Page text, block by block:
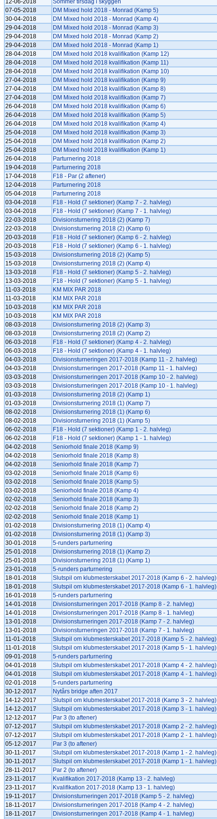
12-06-2018
Sommer tirsdag i skyggen
07-05-2018
DM Mixed hold 2018 - Monrad (Kamp 5)
30-04-2018
DM Mixed hold 2018 - Monrad (Kamp 4)
29-04-2018
DM Mixed hold 2018 - Monrad (Kamp 3)
29-04-2018
DM Mixed hold 2018 - Monrad (Kamp 2)
29-04-2018
DM Mixed hold 2018 - Monrad (Kamp 1)
28-04-2018
DM Mixed hold 2018 kvalifikation (Kamp 12)
28-04-2018
DM Mixed hold 2018 kvalifikation (Kamp 11)
28-04-2018
DM Mixed hold 2018 kvalifikation (Kamp 10)
27-04-2018
DM Mixed hold 2018 kvalifikation (Kamp 9)
27-04-2018
DM Mixed hold 2018 kvalifikation (Kamp 8)
27-04-2018
DM Mixed hold 2018 kvalifikation (Kamp 7)
26-04-2018
DM Mixed hold 2018 kvalifikation (Kamp 6)
26-04-2018
DM Mixed hold 2018 kvalifikation (Kamp 5)
26-04-2018
DM Mixed hold 2018 kvalifikation (Kamp 4)
25-04-2018
DM Mixed hold 2018 kvalifikation (Kamp 3)
25-04-2018
DM Mixed hold 2018 kvalifikation (Kamp 2)
25-04-2018
DM Mixed hold 2018 kvalifikation (Kamp 1)
26-04-2018
Parturnering 2018
19-04-2018
Parturnering 2018
17-04-2018
F18 - Par (2 aftener)
12-04-2018
Parturnering 2018
05-04-2018
Parturnering 2018
03-04-2018
F18 - Hold (7 sektioner) (Kamp 7 - 2. halvleg)
03-04-2018
F18 - Hold (7 sektioner) (Kamp 7 - 1. halvleg)
22-03-2018
Divisionsturnering 2018 (2) (Kamp 7)
22-03-2018
Divisionsturnering 2018 (2) (Kamp 6)
20-03-2018
F18 - Hold (7 sektioner) (Kamp 6 - 2. halvleg)
20-03-2018
F18 - Hold (7 sektioner) (Kamp 6 - 1. halvleg)
15-03-2018
Divisionsturnering 2018 (2) (Kamp 5)
15-03-2018
Divisionsturnering 2018 (2) (Kamp 4)
13-03-2018
F18 - Hold (7 sektioner) (Kamp 5 - 2. halvleg)
13-03-2018
F18 - Hold (7 sektioner) (Kamp 5 - 1. halvleg)
11-03-2018
KM MIX PAR 2018
11-03-2018
KM MIX PAR 2018
10-03-2018
KM MIX PAR 2018
10-03-2018
KM MIX PAR 2018
08-03-2018
Divisionsturnering 2018 (2) (Kamp 3)
08-03-2018
Divisionsturnering 2018 (2) (Kamp 2)
06-03-2018
F18 - Hold (7 sektioner) (Kamp 4 - 2. halvleg)
06-03-2018
F18 - Hold (7 sektioner) (Kamp 4 - 1. halvleg)
04-03-2018
Divisionsturneringen 2017-2018 (Kamp 11 - 2. halvleg)
04-03-2018
Divisionsturneringen 2017-2018 (Kamp 11 - 1. halvleg)
03-03-2018
Divisionsturneringen 2017-2018 (Kamp 10 - 2. halvleg)
03-03-2018
Divisionsturneringen 2017-2018 (Kamp 10 - 1. halvleg)
01-03-2018
Divisionsturnering 2018 (2) (Kamp 1)
01-03-2018
Divisionsturnering 2018 (1) (Kamp 7)
08-02-2018
Divisionsturnering 2018 (1) (Kamp 6)
08-02-2018
Divisionsturnering 2018 (1) (Kamp 5)
06-02-2018
F18 - Hold (7 sektioner) (Kamp 1 - 2. halvleg)
06-02-2018
F18 - Hold (7 sektioner) (Kamp 1 - 1. halvleg)
04-02-2018
Seniorhold finale 2018 (Kamp 9)
04-02-2018
Seniorhold finale 2018 (Kamp 8)
04-02-2018
Seniorhold finale 2018 (Kamp 7)
03-02-2018
Seniorhold finale 2018 (Kamp 6)
03-02-2018
Seniorhold finale 2018 (Kamp 5)
03-02-2018
Seniorhold finale 2018 (Kamp 4)
02-02-2018
Seniorhold finale 2018 (Kamp 3)
02-02-2018
Seniorhold finale 2018 (Kamp 2)
02-02-2018
Seniorhold finale 2018 (Kamp 1)
01-02-2018
Divisionsturnering 2018 (1) (Kamp 4)
01-02-2018
Divisionsturnering 2018 (1) (Kamp 3)
30-01-2018
5-runders parturnering
25-01-2018
Divisionsturnering 2018 (1) (Kamp 2)
25-01-2018
Divisionsturnering 2018 (1) (Kamp 1)
23-01-2018
5-runders parturnering
18-01-2018
Slutspil om klubmesterskabet 2017-2018 (Kamp 6 - 2. halvleg)
18-01-2018
Slutspil om klubmesterskabet 2017-2018 (Kamp 6 - 1. halvleg)
16-01-2018
5-runders parturnering
14-01-2018
Divisionsturneringen 2017-2018 (Kamp 8 - 2. halvleg)
14-01-2018
Divisionsturneringen 2017-2018 (Kamp 8 - 1. halvleg)
13-01-2018
Divisionsturneringen 2017-2018 (Kamp 7 - 2. halvleg)
13-01-2018
Divisionsturneringen 2017-2018 (Kamp 7 - 1. halvleg)
11-01-2018
Slutspil om klubmesterskabet 2017-2018 (Kamp 5 - 2. halvleg)
11-01-2018
Slutspil om klubmesterskabet 2017-2018 (Kamp 5 - 1. halvleg)
09-01-2018
5-runders parturnering
04-01-2018
Slutspil om klubmesterskabet 2017-2018 (Kamp 4 - 2. halvleg)
04-01-2018
Slutspil om klubmesterskabet 2017-2018 (Kamp 4 - 1. halvleg)
02-01-2018
5-runders parturnering
30-12-2017
Nytårs bridge aften 2017
14-12-2017
Slutspil om klubmesterskabet 2017-2018 (Kamp 3 - 2. halvleg)
14-12-2017
Slutspil om klubmesterskabet 2017-2018 (Kamp 3 - 1. halvleg)
12-12-2017
Par 3 (to aftener)
07-12-2017
Slutspil om klubmesterskabet 2017-2018 (Kamp 2 - 2. halvleg)
07-12-2017
Slutspil om klubmesterskabet 2017-2018 (Kamp 2 - 1. halvleg)
05-12-2017
Par 3 (to aftener)
30-11-2017
Slutspil om klubmesterskabet 2017-2018 (Kamp 1 - 2. halvleg)
30-11-2017
Slutspil om klubmesterskabet 2017-2018 (Kamp 1 - 1. halvleg)
28-11-2017
Par 2 (to aftener)
23-11-2017
Kvalifikation 2017-2018 (Kamp 13 - 2. halvleg)
23-11-2017
Kvalifikation 2017-2018 (Kamp 13 - 1. halvleg)
19-11-2017
Divisionsturneringen 2017-2018 (Kamp 5 - 2. halvleg)
18-11-2017
Divisionsturneringen 2017-2018 (Kamp 4 - 2. halvleg)
18-11-2017
Divisionsturneringen 2017-2018 (Kamp 4 - 1. halvleg)